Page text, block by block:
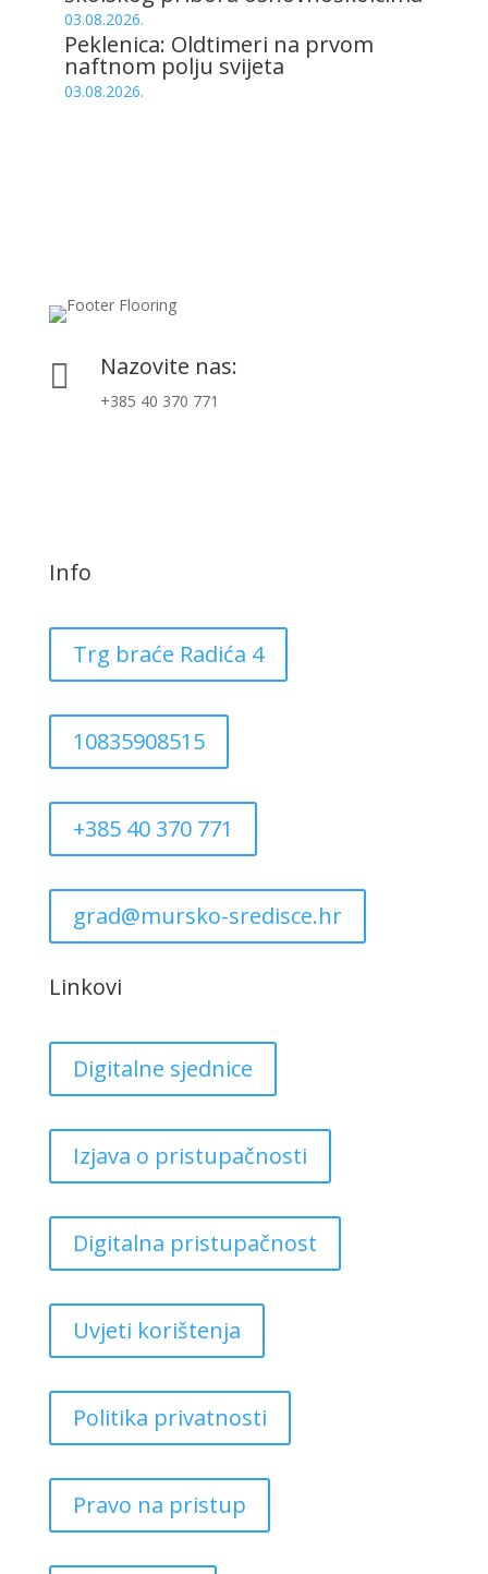
03.08.2026.
Peklenica: Oldtimeri na prvom
naftnom polju svijeta
03.08.2026.
 Nazovite nas:
+385 40 370 771
Info
Trg braće Radića 4
10835908515
+385 40 370 771
grad@mursko-sredisce.hr
Linkovi
Digitalne sjednice
Izjava o pristupačnosti
Digitalna pristupačnost
Uvjeti korištenja
Politika privatnosti
Pravo na pristup